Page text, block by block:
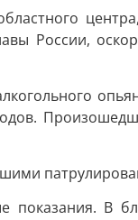
России,
показания.